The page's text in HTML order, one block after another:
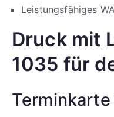
Leistungsfähiges
Druck mit
1035 für